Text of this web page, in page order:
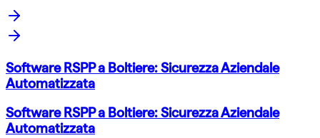
Software RSPP a Boltiere: Sicurezza Aziendale
Automatizzata
Software RSPP a Boltiere: Sicurezza Aziendale
Automatizzata